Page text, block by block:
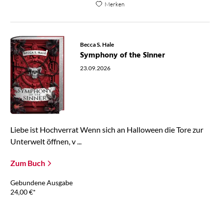
Merken
Becca S. Hale
Symphony of the Sinner
23.09.2026
Liebe ist Hochverrat Wenn sich an Halloween die Tore zur
Unterwelt öffnen, v ...
Zum Buch
Gebundene Ausgabe
24,00€*